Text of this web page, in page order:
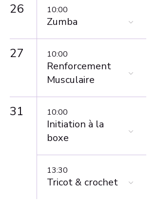
26 10:00
Zumba
27 10:00
Renforcement
Musculaire
31 10:00
Initiation à la
boxe
13:30
Tricot & crochet